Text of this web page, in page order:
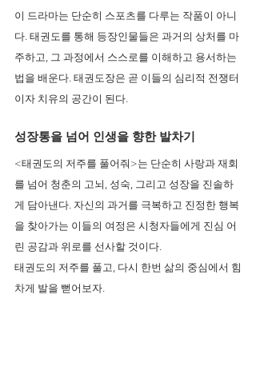
이 드라마는 단순히 스포츠를 다루는 작품이 아니
다. 태권도를 통해 등장인물들은 과거의 상처를 마
주하고, 그 과정에서 스스로를 이해하고 용서하는
법을 배운다. 태권도장은 곧 이들의 심리적 전쟁터
이자 치유의 공간이 된다.
성장통을 넘어 인생을 향한 발차기
<태권도의 저주를 풀어줘>는 단순히 사랑과 재회
를 넘어 청춘의 고뇌, 성숙, 그리고 성장을 진솔하
게 담아낸다. 자신의 과거를 극복하고 진정한 행복
을 찾아가는 이들의 여정은 시청자들에게 진심 어
린 공감과 위로를 선사할 것이다.
태권도의 저주를 풀고, 다시 한번 삶의 중심에서 힘
차게 발을 뻗어보자.